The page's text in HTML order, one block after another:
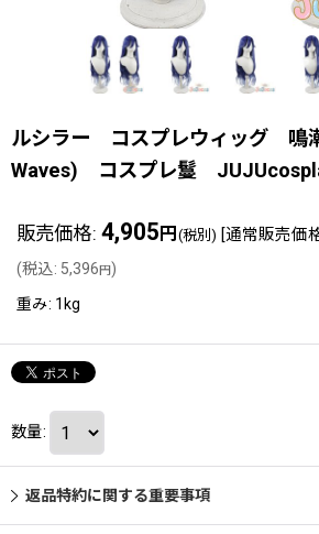
ルシラー コスプレウィッグ 鳴
Waves) コスプレ鬘
販売価格: 4,905 円 (税別) [通常販売価
(税込: 5,396円)
重み: 1kg
数量:
返品特約に関する重要事項